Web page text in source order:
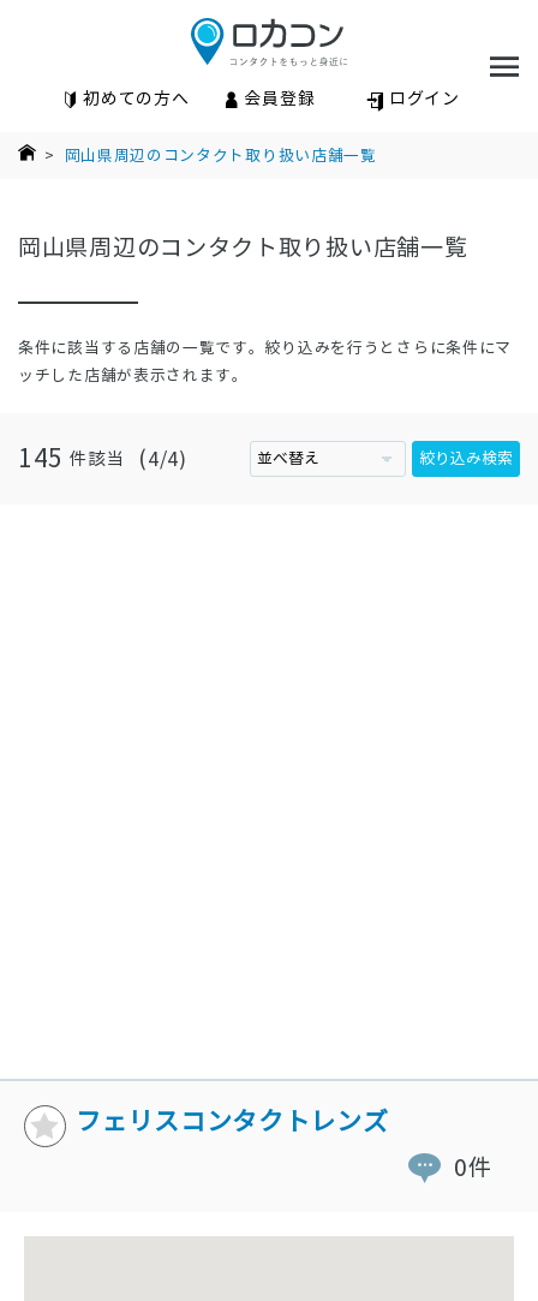
初めての方へ 会員登録 ログイン
> 岡山県周辺のコンタクト取り扱い店舗一覧
岡山県周辺のコンタクト取り扱い店舗一覧
条件に該当する店舗の一覧です。絞り込みを行うとさらに条件にマ
ッチした店舗が表示されます。
145 件該当 4
4 絞り込み検索
フェリスコンタクトレンズ
0件